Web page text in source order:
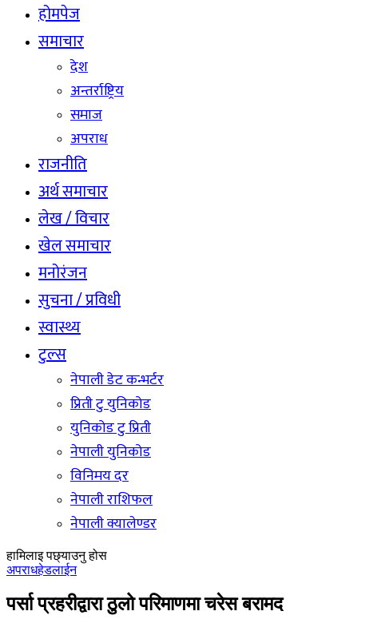
होमपेज
समाचार
देश
अन्तर्राष्ट्रिय
समाज
अपराध
राजनीति
अर्थ समाचार
लेख / विचार
खेल समाचार
मनोरंजन
सुचना / प्रविधी
स्वास्थ्य
टुल्स
नेपाली डेट कन्भर्टर
प्रिती टु युनिकोड
युनिकोड टु प्रिती
नेपाली युनिकोड
विनिमय दर
नेपाली राशिफल
नेपाली क्यालेण्डर
हामिलाइ पछ्याउनु होस
अपराधहेडलाईन
पर्सा प्रहरीद्वारा ठुलो परिमाणमा चरेस बरामद